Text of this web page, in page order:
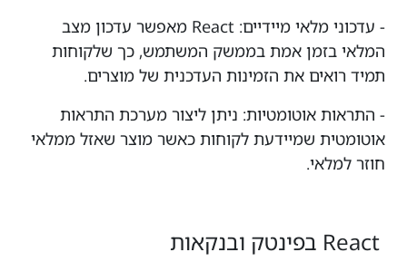
- עדכוני מלאי מיידיים: React מאפשר עדכון מצב
המלאי בזמן אמת בממשק המשתמש, כך שלקוחות
תמיד רואים את הזמינות העדכנית של מוצרים.
- התראות אוטומטיות: ניתן ליצור מערכת התראות
אוטומטית שמיידעת לקוחות כאשר מוצר שאזל ממלאי
חוזר למלאי.